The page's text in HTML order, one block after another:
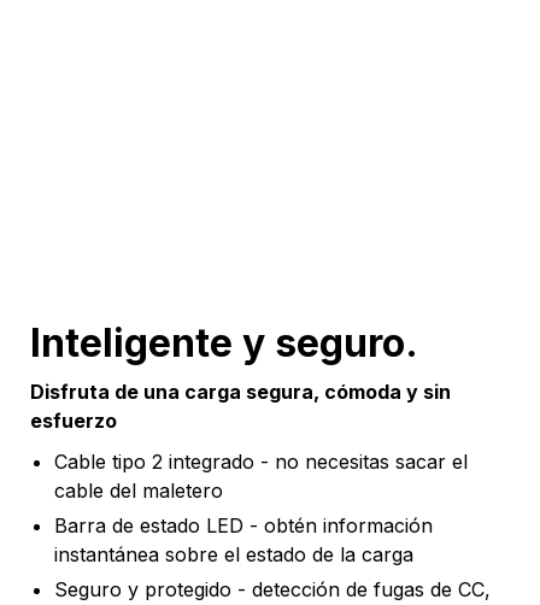
Inteligente y seguro.
Disfruta de una carga segura, cómoda y sin
esfuerzo
Cable tipo 2 integrado - no necesitas sacar el
cable del maletero
Barra de estado LED - obtén información
instantánea sobre el estado de la carga
Seguro y protegido - detección de fugas de CC,